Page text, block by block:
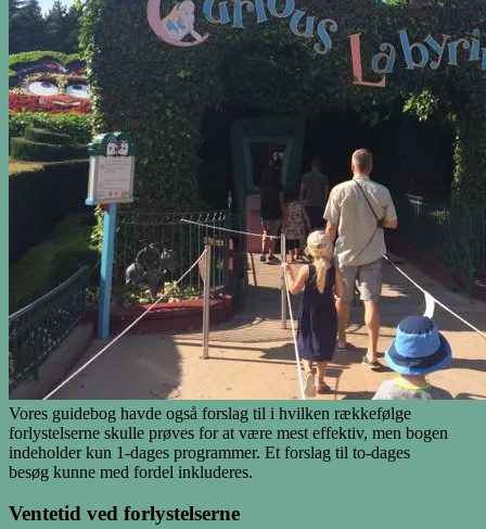
Vores guidebog havde også forslag til i hvilken rækkefølge
forlystelserne skulle prøves for at være mest effektiv, men bogen
indeholder kun 1-dages programmer. Et forslag til to-dages
besøg kunne med fordel inkluderes.
Ventetid ved forlystelserne